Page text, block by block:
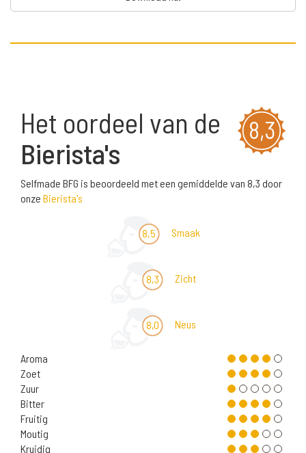
8,3
Het oordeel van de
Bierista's
Selfmade BFG is beoordeeld met een gemiddelde van 8,3 door
onze Bierista's
8,5 Smaak
8,3 Zicht
8,0 Neus
Aroma
Zoet
Zuur
Bitter
Fruitig
Moutig
Kruidig